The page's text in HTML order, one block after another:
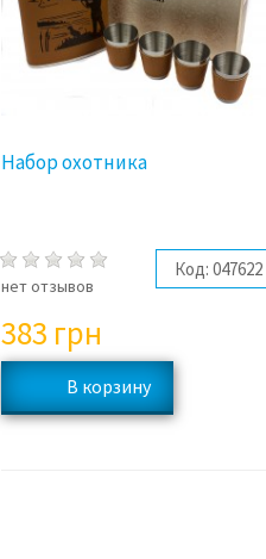
Набор охотника
нет отзывов
Код: 047622
383 грн